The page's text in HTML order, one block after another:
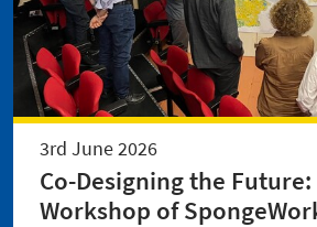
3rd June 2026
Co-Designing the Future:
Workshop of